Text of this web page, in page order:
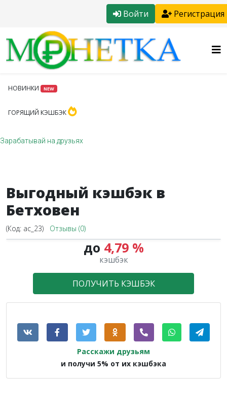
Войти Регистрация
НОВИНКИ NEW
ГОРЯЩИЙ КЭШБЭК
Зарабатывай на друзьях
Выгодный кэшбэк в
Бетховен
(Код: ac_23) Отзывы (0)
до 4,79 %
кэшбэк
ПОЛУЧИТЬ КЭШБЭК
Расскажи друзьям
и получи 5% от их кэшбэка